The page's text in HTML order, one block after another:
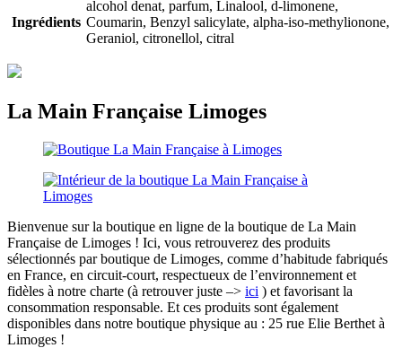
Ingrédients
alcohol denat, parfum, Linalool, d-limonene,
Coumarin, Benzyl salicylate, alpha-iso-methylionone,
Geraniol, citronellol, citral
La Main Française Limoges
Bienvenue sur la boutique en ligne de la boutique de La Main
Française de Limoges ! Ici, vous retrouverez des produits
sélectionnés par boutique de Limoges, comme d’habitude fabriqués
en France, en circuit-court, respectueux de l’environnement et
fidèles à notre charte (à retrouver juste –> ici ) et favorisant la
consommation responsable. Et ces produits sont également
disponibles dans notre boutique physique au : 25 rue Elie Berthet à
Limoges !